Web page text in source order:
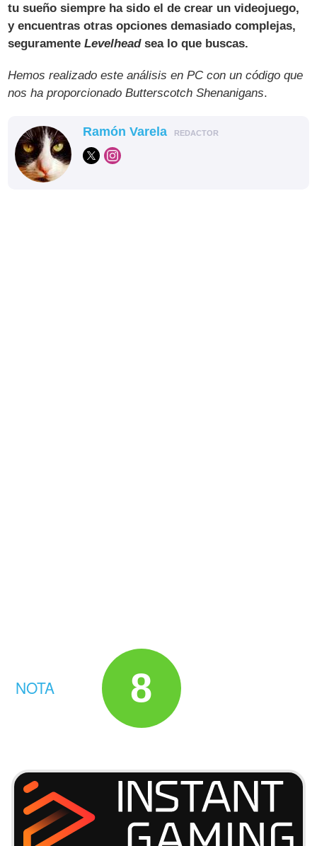
tu sueño siempre ha sido el de crear un videojuego,
y encuentras otras opciones demasiado complejas,
seguramenteLevelheadsea lo que buscas.
Hemos realizado este análisis en PC con un código que
nos ha proporcionado Butterscotch Shenanigans.
Ramón Varela REDACTOR
NOTA 8